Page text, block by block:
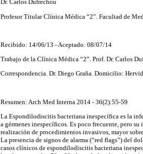
Dr. Carlos Dufrechou
Profesor Titular Clínica Médica “2”. Facultad de
Recibido: 14/06/13 - Aceptado: 08/07/14
Trabajo de la Clínica Médica “2”. Prof. Dr. Carlos
Correspondencia. Dr. Diego Graña. Domicilio:
Resumen: Arch Med Interna 2014 - 36(2):55-59
La Espondilodiscitis bacteriana inespecífica es la
a gérmenes inespecíficos. Es poco frecuente, pero
realización de procedimientos invasivos, mayor
La presencia de signos de alarma (“red flags”) del
casos clínicos de espondilodiscitis bacteriana